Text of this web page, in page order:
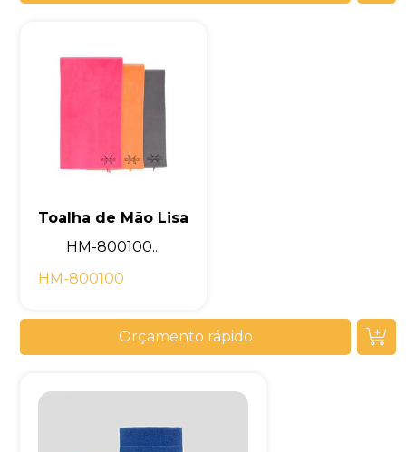
Toalha de Mão Lisa
HM-800100...
HM-800100
Orçamento rápido